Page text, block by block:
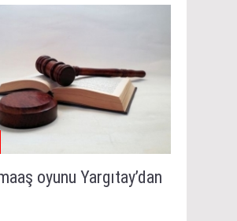
oyunu Yargıtay’dan